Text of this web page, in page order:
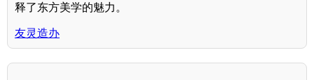
释了东方美学的魅力。
友灵造办